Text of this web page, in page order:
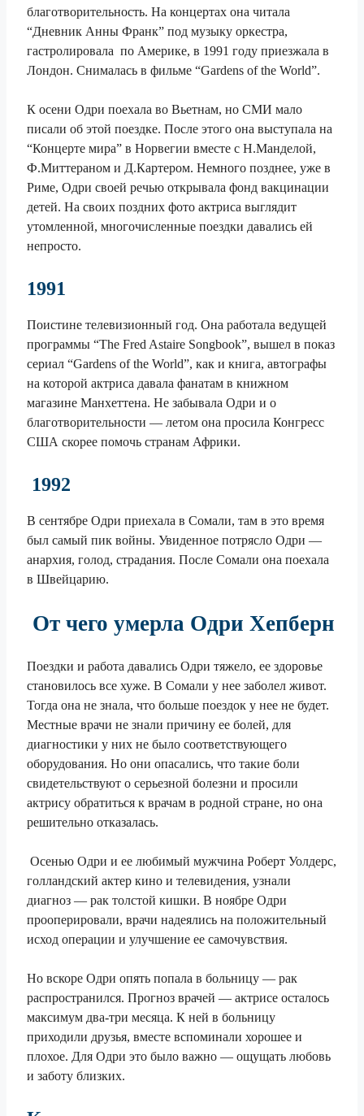
благотворительность. На концертах она читала
“Дневник Анны Франк” под музыку оркестра,
гастролировала по Америке, в 1991 году приезжала в
Лондон. Снималась в фильме “Gardens of the World”.
К осени Одри поехала во Вьетнам, но СМИ мало
писали об этой поездке. После этого она выступала на
“Концерте мира” в Норвегии вместе с Н.Манделой,
Ф.Миттераном и Д.Картером. Немного позднее, уже в
Риме, Одри своей речью открывала фонд вакцинации
детей. На своих поздних фото актриса выглядит
утомленной, многочисленные поездки давались ей
непросто.
1991
Поистине телевизионный год. Она работала ведущей
программы “The Fred Astaire Songbook”, вышел в показ
сериал “Gardens of the World”, как и книга, автографы
на которой актриса давала фанатам в книжном
магазине Манхеттена. Не забывала Одри и о
благотворительности — летом она просила Конгресс
США скорее помочь странам Африки.
1992
В сентябре Одри приехала в Сомали, там в это время
был самый пик войны. Увиденное потрясло Одри —
анархия, голод, страдания. После Сомали она поехала
в Швейцарию.
От чего умерла Одри Хепберн
Поездки и работа давались Одри тяжело, ее здоровье
становилось все хуже. В Сомали у нее заболел живот.
Тогда она не знала, что больше поездок у нее не будет.
Местные врачи не знали причину ее болей, для
диагностики у них не было соответствующего
оборудования. Но они опасались, что такие боли
свидетельствуют о серьезной болезни и просили
актрису обратиться к врачам в родной стране, но она
решительно отказалась.
Осенью Одри и ее любимый мужчина Роберт Уолдерс,
голландский актер кино и телевидения, узнали
диагноз — рак толстой кишки. В ноябре Одри
прооперировали, врачи надеялись на положительный
исход операции и улучшение ее самочувствия.
Но вскоре Одри опять попала в больницу — рак
распространился. Прогноз врачей — актрисе осталось
максимум два-три месяца. К ней в больницу
приходили друзья, вместе вспоминали хорошее и
плохое. Для Одри это было важно — ощущать любовь
и заботу близких.